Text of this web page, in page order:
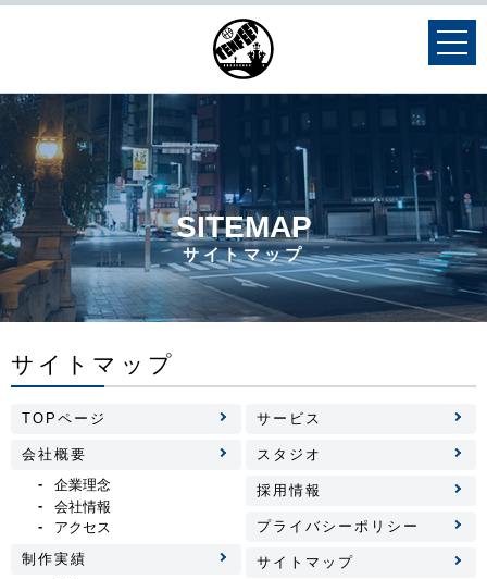
SITEMAP
サイトマップ
サイトマップ
TOPページ
会社概要
企業理念
会社情報
アクセス
制作実績
サービス
スタジオ
採用情報
プライバシーポリシー
サイトマップ